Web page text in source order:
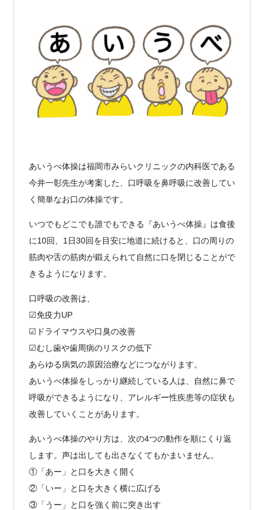
あいうべ体操は福岡市みらいクリニックの内科医である
今井一彰先生が考案した、口呼吸を鼻呼吸に改善してい
く簡単なお口の体操です。
いつでもどこでも誰でもできる『あいうべ体操』は食後
に10回、1日30回を目安に地道に続けると、口の周りの
筋肉や舌の筋肉が鍛えられて自然に口を閉じることがで
きるようになります。
口呼吸の改善は、
☑︎免疫力UP
☑︎ドライマウスや口臭の改善
☑︎むし歯や歯周病のリスクの低下
あらゆる病気の原因治療などにつながります。
あいうべ体操をしっかり継続している人は、自然に鼻で
呼吸ができるようになり、アレルギー性疾患等の症状も
改善していくことがあります。
あいうべ体操のやり方は、次の4つの動作を順にくり返
します。声は出しても出さなくてもかまいません。
①「あー」と口を大きく開く
②「いー」と口を大きく横に広げる
③「うー」と口を強く前に突き出す